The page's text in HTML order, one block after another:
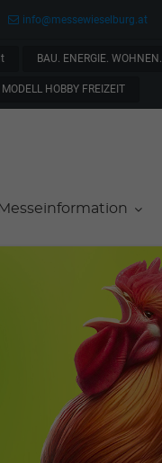
info@messewieselburg.at
BAU. ENERGIE. WOHNEN.
MODELL HOBBY FREIZEIT
Messeinformation